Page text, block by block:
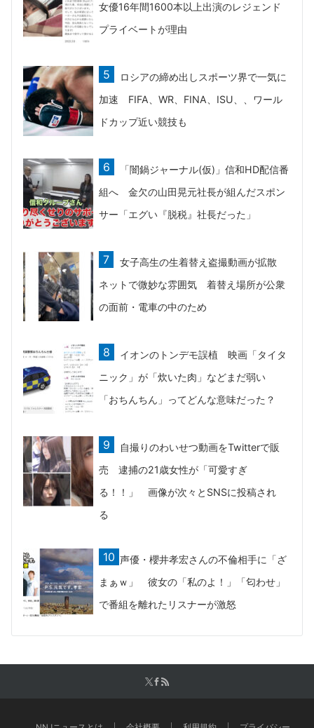
女優16年間1600本以上出演のレジェンド
プライベートが理由
ロシアの締め出しスポーツ界で一気に
加速 FIFA、WR、FINA、ISU、、ワール
ドカップ近い競技も
「闇鍋ジャーナル(仮)」信和HD配信番
組へ 金欠の山田晃元社長が組んだスポン
サー「エグい『脱税』社長だった」
女子高生の生着替え盗撮動画が拡散
ネットで微妙な雰囲気 着替え場所が公衆
の面前・電車の中のため
イオンのトンデモ誤植 映画「タイタ
ニック」が「炊いた肉」などまだ弱い
「おちんちん」ってどんな意味だった？
自撮りのわいせつ動画をTwitterで販
売 逮捕の21歳女性が「可愛すぎ
る！！」 画像が次々とSNSに投稿され
る
声優・櫻井孝宏さんの不倫相手に「ざ
まぁｗ」 彼女の「私のよ！」「匂わせ」
で番組を離れたリスナーが激怒